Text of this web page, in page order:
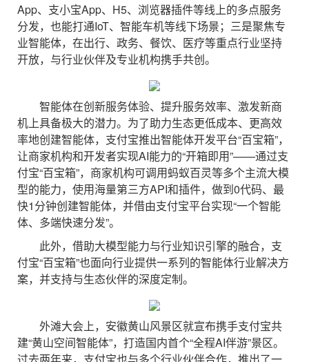
App、支小宝App、H5、浏览器插件等线上的多点服务
分发，也能打通IoT、智能车机等线下场景；三是聚焦专
业智能体，在出行、政务、餐饮、医疗等重点行业坚持
开放，与行业伙伴及专业机构携手共创。
智能体在创新服务体验、提升服务效率、激发新商
机上具备极大的潜力。为了助力生态更低成本、更高效
率地创建智能体，支付宝推出智能体开发平台“百宝箱”，
让商家机构和开发者实现AI能力的“开箱即用”——通过支
付宝“百宝箱”，商家机构可调用蚂蚁百灵等多个主流大模
型的能力，使用海量第三方API和插件，做到0代码、最
快1分钟创建智能体，并借由支付宝平台实现“一个智能
体、多端快速分发”。
此外，借助大模型能力与行业知识引擎的融合，支
付宝“百宝箱”也面向行业提供一系列的智能体行业解决方
案，并支持与生态伙伴的深度定制。
外滩大会上，安徽黄山风景区就宣布携手支付宝共
建“黄山空间智能体”，打造国内首个“全程AI伴游”景区。